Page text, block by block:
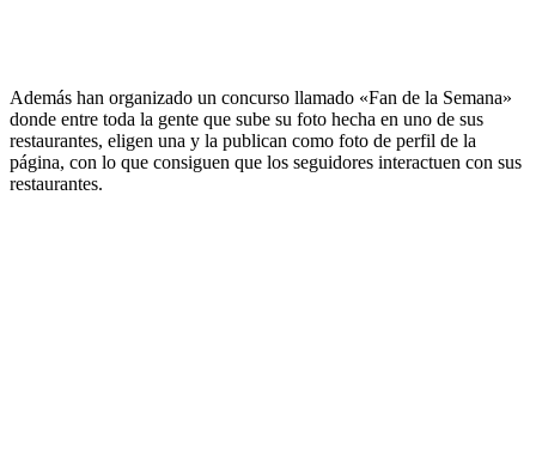
Además han organizado un concurso llamado «Fan de la Semana»
donde entre toda la gente que sube su foto hecha en uno de sus
restaurantes, eligen una y la publican como foto de perfil de la
página, con lo que consiguen que los seguidores interactuen con sus
restaurantes.